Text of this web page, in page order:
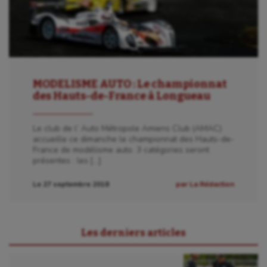
Golf
Gymnastique
Gymnastique rythmique
Haltérophilie
Hippisme
Jeux Olympiques et Paralympiques
Longue paume
Moto
MODELISME AUTO : Le championnat
des Hauts-de-France à Longueau
Le club de l’ Auto Métropole Amiens Club (AMAC)
accueille ce dimanche le championnat des Hauts-de-
France de modélisme auto. 3 catégories seront
présentes : les […]
Le 27 septembre 2018 par La Rédaction
Les derniers articles